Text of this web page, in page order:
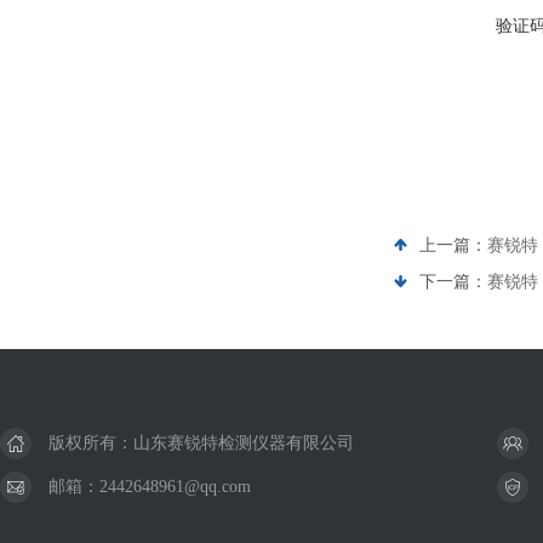
验证
上一篇： 赛锐特
下一篇： 赛锐特
版权所有：山东赛锐特检测仪器有限公司
邮箱：2442648961@qq.com